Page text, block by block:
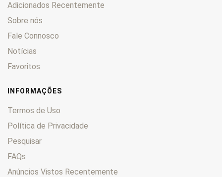
Senda 0
Sport
TTS 0
Turismo
Vamos
X-Race 0
Adicionados Recentemente
Sobre nós
Fale Connosco
Notícias
Favoritos
INFORMAÇÕES
Termos de Uso
Política de Privacidade
Pesquisar
FAQs
Anúncios Vistos Recentemente